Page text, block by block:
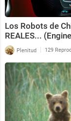
Los Robots de
REALES...
Plenitud | 129